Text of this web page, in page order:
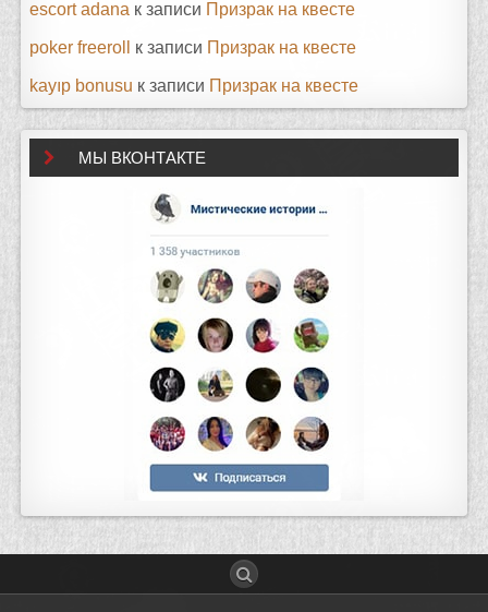
escort adana к записи Призрак на квесте
poker freeroll к записи Призрак на квесте
kayıp bonusu к записи Призрак на квесте
МЫ ВКОНТАКТЕ